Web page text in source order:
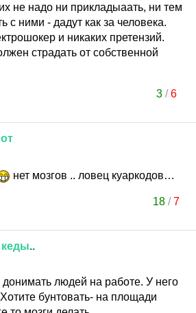
не надо ни прикладыаать, ни тем
с ними - дадут как за человека.
и никаких претензий.
страдать от собственной
3/6
нет мозгов .. ловец куаркодов…
18 /7
кеды..
донимать людей на работе. У него
бунтовать- на площади